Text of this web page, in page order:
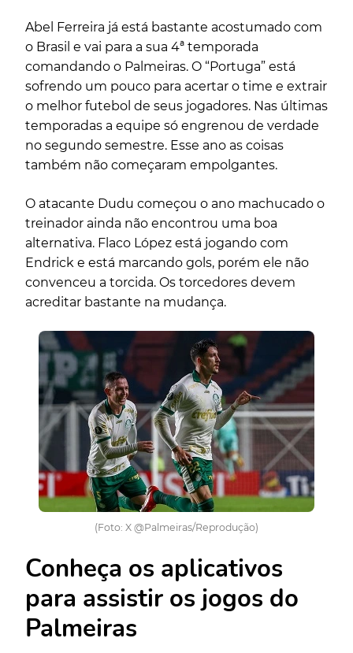
Abel Ferreira já está bastante acostumado com
o Brasil e vai para a sua 4ª temporada
comandando o Palmeiras. O “Portuga” está
sofrendo um pouco para acertar o time e extrair
o melhor futebol de seus jogadores. Nas últimas
temporadas a equipe só engrenou de verdade
no segundo semestre. Esse ano as coisas
também não começaram empolgantes.
O atacante Dudu começou o ano machucado o
treinador ainda não encontrou uma boa
alternativa. Flaco López está jogando com
Endrick e está marcando gols, porém ele não
convenceu a torcida. Os torcedores devem
acreditar bastante na mudança.
(Foto: X @Palmeiras/Reprodução)
Conheça os aplicativos
para assistir os jogos do
Palmeiras